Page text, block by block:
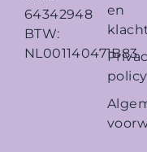
64342948
BTW:
NL001140471B83
en
policy